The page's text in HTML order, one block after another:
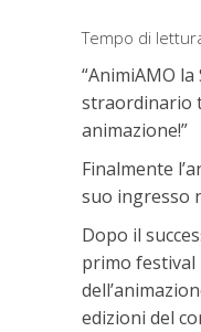
Tempo di
“AnimiAMO
straordinario
animazione!”
Finalmente
suo ingresso
Dopo il
primo
edizioni del